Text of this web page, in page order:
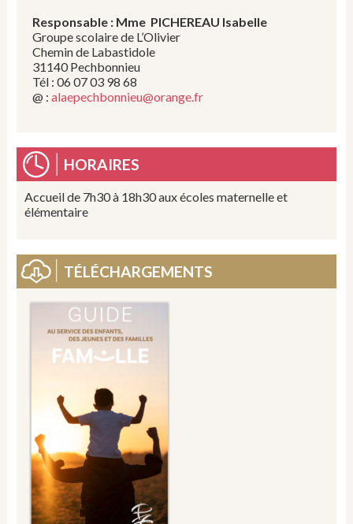
Responsable : Mme PICHEREAU Isabelle
Groupe scolaire de L’Olivier
Chemin de Labastidole
31140 Pechbonnieu
Tél : 06 07 03 98 68
@ : alaepechbonnieu@orange.fr
HORAIRES
Accueil de 7h30 à 18h30 aux écoles maternelle et
élémentaire
TÉLÉCHARGEMENTS